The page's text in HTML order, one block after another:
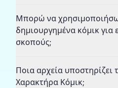
Μπορώ να
δημιουργημένα κόμικ για
σκοπούς;
Ποια αρχεία υποστηρίζει
Χαρακτήρα Κόμικ;